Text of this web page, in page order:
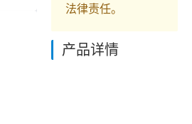
法律责任。
产品详情